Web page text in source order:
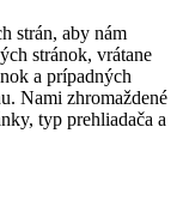
strán, aby nám
stránok, vrátane
a prípadných
Nami zhromaždené
typ prehliadača a